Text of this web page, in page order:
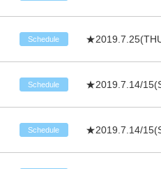
Schedule
Schedule ★2019.7.14/
Schedule ★2019.7.14/